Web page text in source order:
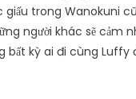
trong Wanokuni
người khác sẽ cảm
bất kỳ ai đi cùng Luffy